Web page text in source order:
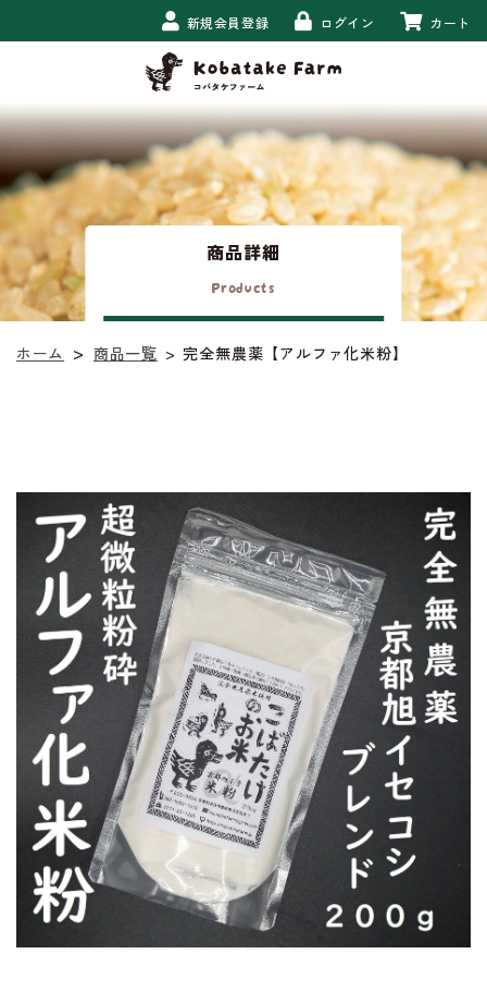
新規会員登録 ログイン カート
商品詳細
Products
ホーム > 商品一覧 > 完全無農薬【アルファ化米粉】